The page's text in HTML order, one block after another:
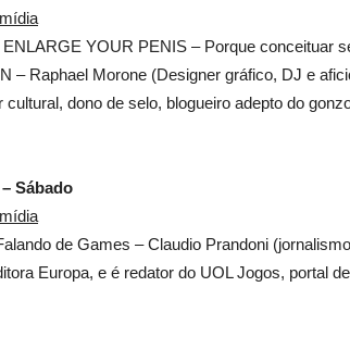
ENLARGE YOUR PENIS – Porque conceituar
– Raphael Morone (Designer gráfico, DJ e
cultural, dono de selo, blogueiro adepto do
Sábado
de Games – Claudio Prandoni
Europa, e é redator do UOL Jogos, portal